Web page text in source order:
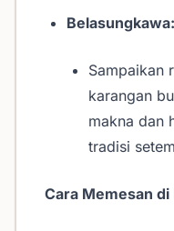
Belasungkawa:
Sampaikan
karangan
makna dan
tradisi
Cara Memesan